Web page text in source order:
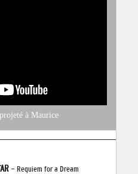
à Maurice
- Requiem for a Dream